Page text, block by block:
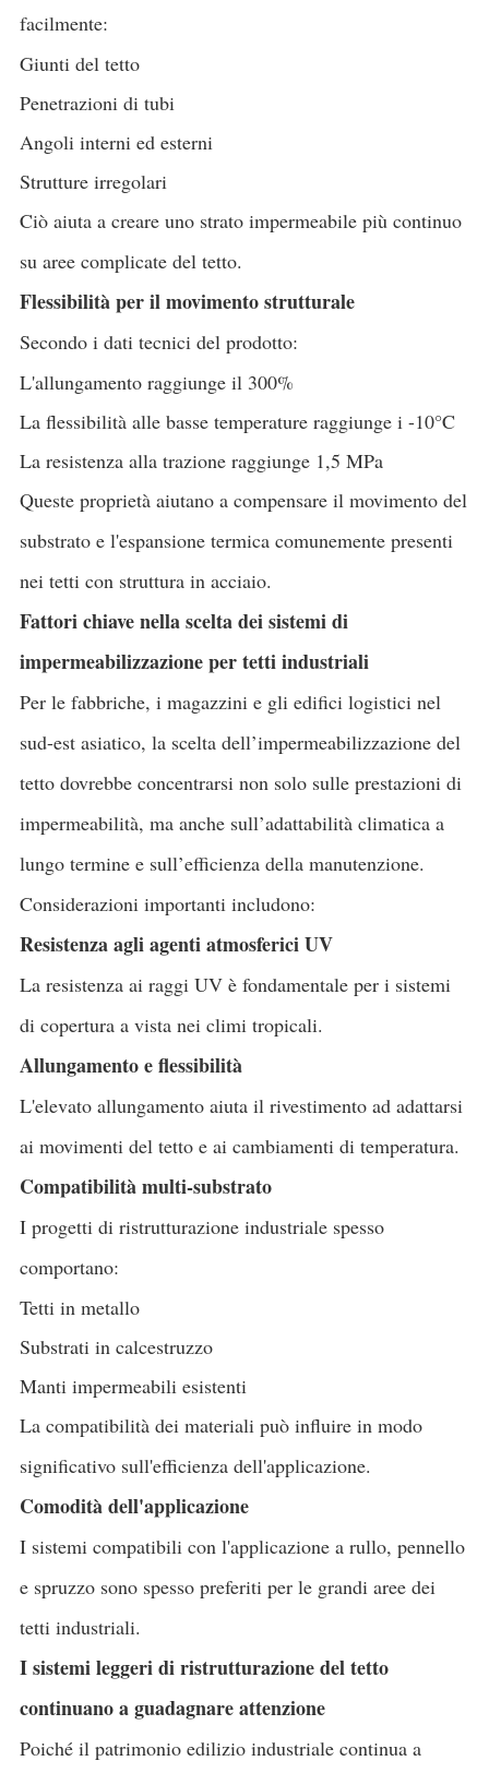
facilmente:
Giunti del tetto
Penetrazioni di tubi
Angoli interni ed esterni
Strutture irregolari
Ciò aiuta a creare uno strato impermeabile più continuo
su aree complicate del tetto.
Flessibilità per il movimento strutturale
Secondo i dati tecnici del prodotto:
L'allungamento raggiunge il 300%
La flessibilità alle basse temperature raggiunge i -10°C
La resistenza alla trazione raggiunge 1,5 MPa
Queste proprietà aiutano a compensare il movimento del
substrato e l'espansione termica comunemente presenti
nei tetti con struttura in acciaio.
Fattori chiave nella scelta dei sistemi di
impermeabilizzazione per tetti industriali
Per le fabbriche, i magazzini e gli edifici logistici nel
sud-est asiatico, la scelta dell’impermeabilizzazione del
tetto dovrebbe concentrarsi non solo sulle prestazioni di
impermeabilità, ma anche sull’adattabilità climatica a
lungo termine e sull’efficienza della manutenzione.
Considerazioni importanti includono:
Resistenza agli agenti atmosferici UV
La resistenza ai raggi UV è fondamentale per i sistemi
di copertura a vista nei climi tropicali.
Allungamento e flessibilità
L'elevato allungamento aiuta il rivestimento ad adattarsi
ai movimenti del tetto e ai cambiamenti di temperatura.
Compatibilità multi-substrato
I progetti di ristrutturazione industriale spesso
comportano:
Tetti in metallo
Substrati in calcestruzzo
Manti impermeabili esistenti
La compatibilità dei materiali può influire in modo
significativo sull'efficienza dell'applicazione.
Comodità dell'applicazione
I sistemi compatibili con l'applicazione a rullo, pennello
e spruzzo sono spesso preferiti per le grandi aree dei
tetti industriali.
I sistemi leggeri di ristrutturazione del tetto
continuano a guadagnare attenzione
Poiché il patrimonio edilizio industriale continua a